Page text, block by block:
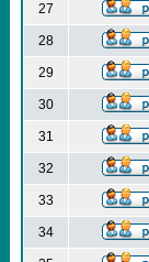
27
28
29
30
31
32
33
34